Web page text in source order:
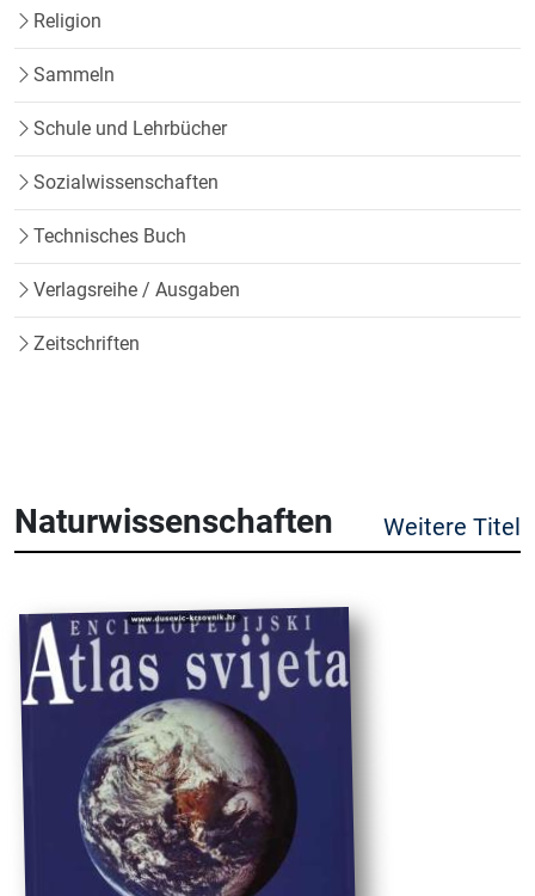
Religion
Sammeln
Schule und Lehrbücher
Sozialwissenschaften
Technisches Buch
Verlagsreihe / Ausgaben
Zeitschriften
Naturwissenschaften Weitere Titel